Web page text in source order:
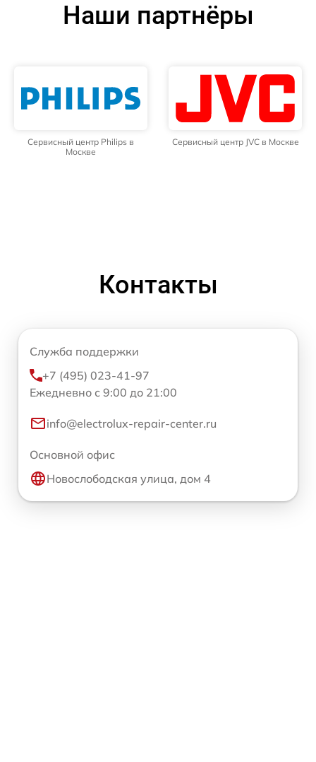
Наши партнёры
Сервисный центр Philips в
Москве
Сервисный центр JVC в Москве
Контакты
Служба поддержки
+7 (495) 023-41-97
Ежедневно с 9:00 до 21:00
info@electrolux-repair-center.ru
Основной офис
Новослободская улица, дом 4